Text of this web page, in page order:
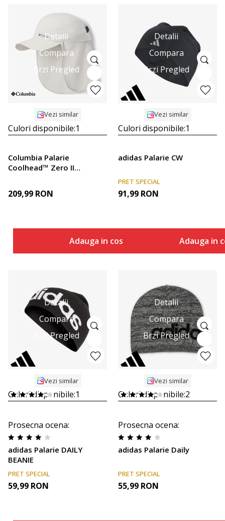
Detalii
Compara
Brzi Pregled
Vezi similar
Culori disponibile:1
Columbia Palarie
Coolhead™ Zero II
209,99 RON
Adauga in cos
Detalii
Compara
Brzi Pregled
Vezi similar
Culori disponibile:1
adidas Palarie CW
PRET SPECIAL
91,99 RON
Adauga in
Detalii
Compara
Brzi Pregled
Vezi similar
Culori disponibile:1
Prosecna ocena:
adidas Palarie DAILY
BEANIE
PRET SPECIAL
59,99 RON
Detalii
Compara
Brzi Pregled
Vezi similar
Culori disponibile:2
Prosecna ocena:
adidas Palarie Daily
PRET SPECIAL
55,99 RON